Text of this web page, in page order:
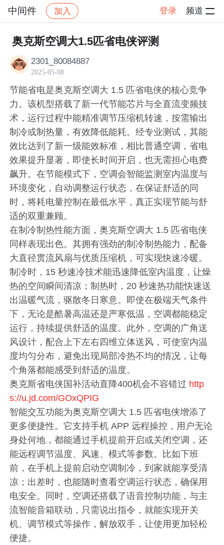
中间件 加入 登录 频道
社区 中间件 帖子详情
奥克斯空调大1.5匹省电侠评测
2301_80084887
2025-05-08
节能省电是奥克斯空调大 1.5 匹省电侠的核心竞争
力。该机型搭载了新一代节能芯片与全直流变频技
术，运行过程中能精准调节压缩机转速，按需输出
制冷或制热量，有效降低能耗。经专业测试，其能
效比达到了新一级能效标准，相比普通空调，省电
效果提升显著，即使长时间开启，也无需担心电费
飙升。在节能模式下，空调会智能监测室内温度与
环境变化，自动调整运行状态，在保证舒适的同
时，将耗电量控制在最低水平，真正实现节能与舒
适的双重兼顾。
在制冷制热性能方面，奥克斯空调大 1.5 匹省电侠
同样表现出色。其拥有强劲的制冷制热能力，配备
大直径贯流风扇与优质压缩机，可实现快速冷暖。
制冷时，15 秒速冷技术能迅速降低室内温度，让燥
热的空间瞬间清凉；制热时，20 秒速热功能快速送
出温暖气流，驱散冬日寒意。即使在极端天气条件
下，无论是酷暑高温还是严寒低温，空调都能稳定
运行，持续提供舒适的温度。此外，空调的广角送
风设计，配合上下左右四维立体送风，可使室内温
度均匀分布，避免出现局部冷热不均的情况，让每
个角落都能感受到舒适的温度。
奥克斯省电侠国补活动直降400机会不容错过 http
s://u.jd.com/GOxQPIG
智能交互功能为奥克斯空调大 1.5 匹省电侠增添了
更多便捷性。它支持手机 APP 远程操控，用户无论
身处何地，都能通过手机提前开启或关闭空调，还
能远程调节温度、风速、模式等参数。比如下班
前，在手机上提前启动空调制冷，到家就能享受清
凉；出差时，也能随时查看空调运行状态，确保用
电安全。同时，空调还搭载了语音控制功能，与主
流智能音箱联动，只需说出指令，就能实现开关
机、调节模式等操作，解放双手，让使用更加轻松
便捷。